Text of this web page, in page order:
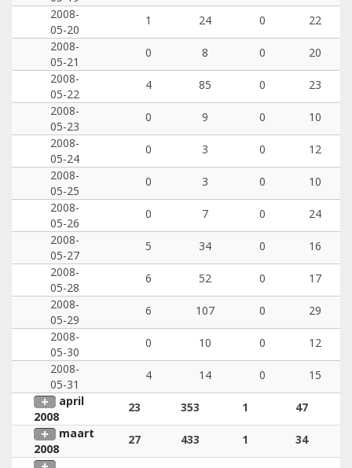
2008-
05-20
1 24 0
22
2008-
05-21
0 8 0
20
2008-
05-22
4 85 0
23
2008-
05-23
0 9 0
10
2008-
05-24
0 3 0
12
2008-
05-25
0 3 0
10
2008-
05-26
0 7 0
24
2008-
05-27
5 34 0
16
2008-
05-28
6 52 0
17
2008-
05-29
6 107 0
29
2008-
05-30
0 10 0
12
2008-
05-31
4 14 0
15
april
2008
23 353 1
47
maart
2008
27 433 1 34